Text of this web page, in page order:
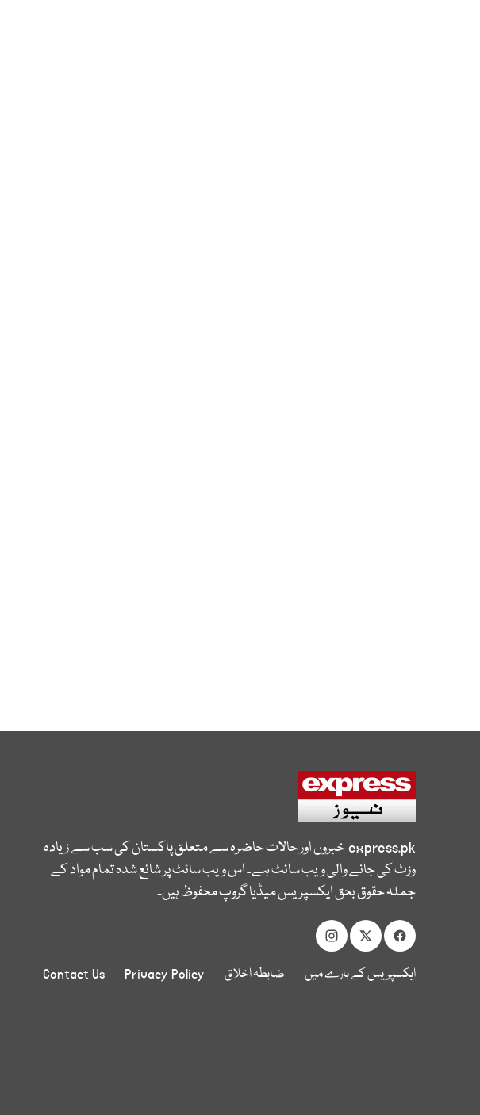
express.pkخبروں اور حالات حاضرہ سے متعلق پاکستان کی سب سے زیادہ
وزٹ کی جانے والی ویب سائٹ ہے۔ اس ویب سائٹ پر شائع شدہ تمام مواد کے
جملہ حقوق بحق ایکسپریس میڈیا گروپ محفوظ ہیں۔
ایکسپریس کے بارے میں ضابطہ اخلاق Privacy Policy
Contact Us